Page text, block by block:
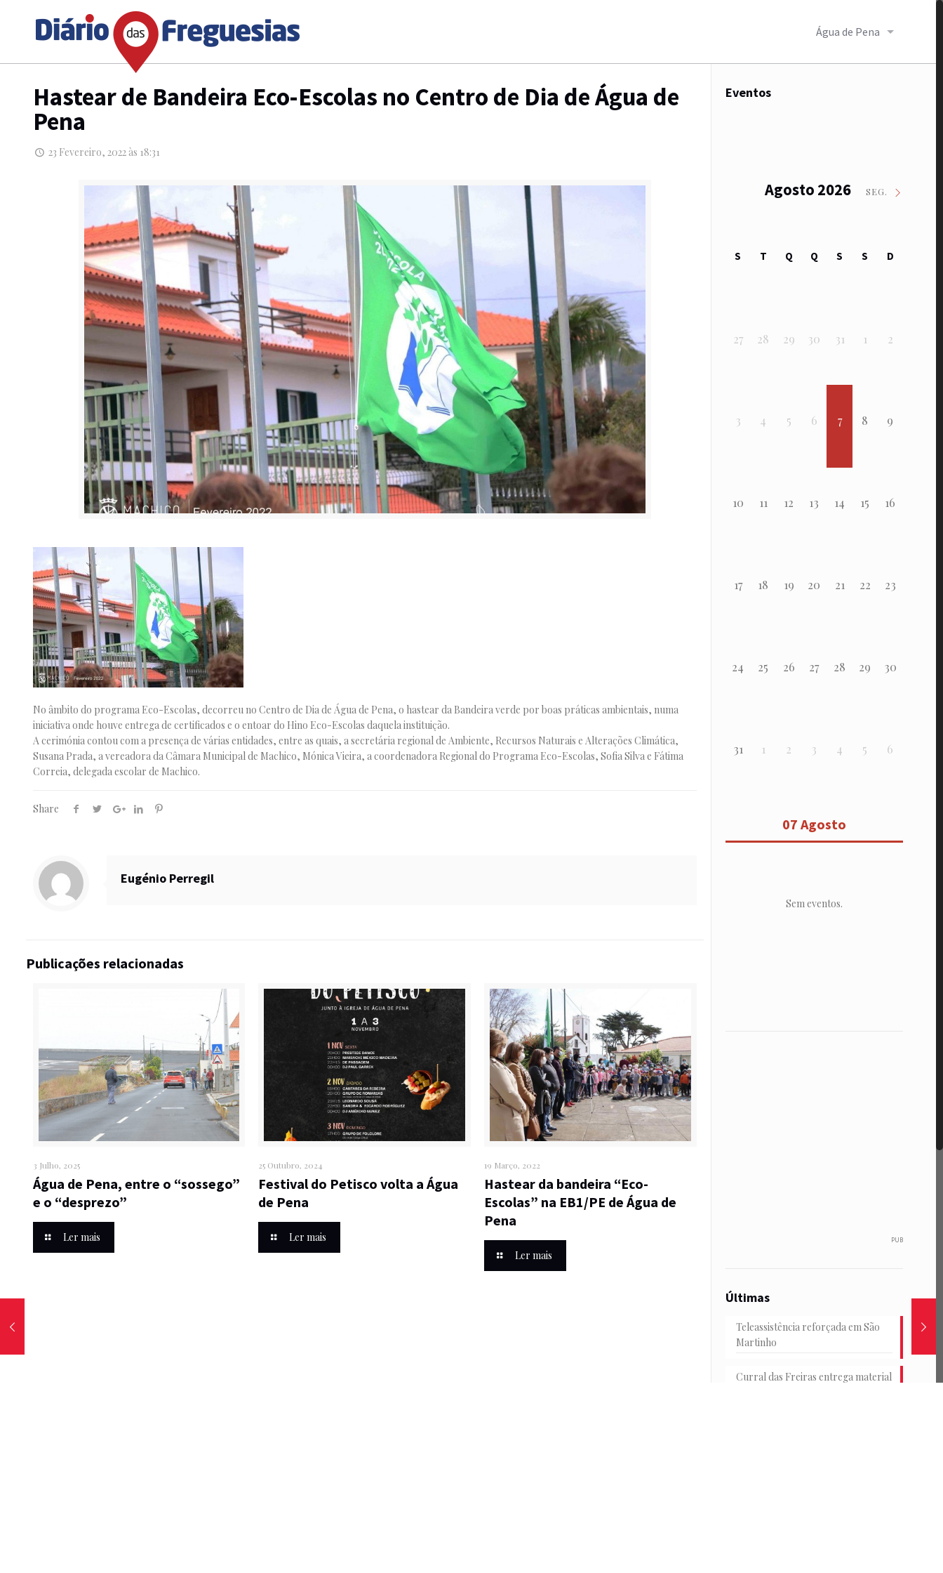
Água de Pena
Hastear de Bandeira Eco-Escolas no Centro de Dia de Água de
Pena
23 Fevereiro, 2022 às 18:31
No âmbito do programa Eco-Escolas, decorreu no Centro de Dia de Água de Pena, o hastear da Bandeira verde por boas práticas ambientais, numa
iniciativa onde houve entrega de certificados e o entoar do Hino Eco-Escolas daquela instituição.
A cerimónia contou com a presença de várias entidades, entre as quais, a secretária regional de Ambiente, Recursos Naturais e Alterações Climática,
Susana Prada, a vereadora da Câmara Municipal de Machico, Mónica Vieira, a coordenadora Regional do Programa Eco-Escolas, Sofia Silva e Fátima
Correia, delegada escolar de Machico.
Share
Eugénio Perregil
Publicações relacionadas
3 Julho, 2025
Água de Pena, entre o “sossego”
e o “desprezo”
Ler mais
25 Outubro, 2024
Festival do Petisco volta a Água
de Pena
Ler mais
19 Março, 2022
Hastear da bandeira “Eco-
Escolas” na EB1/PE de Água de
Pena
Ler mais
Eventos
Agosto 2026 SEG.
S T Q Q S S D
27 28 29 30 31 1 2
3 4 5 6 7 8 9
10 11 12 13 14 15 16
17 18 19 20 21 22 23
24 25 26 27 28 29 30
31 1 2 3 4 5 6
07 Agosto
Sem eventos.
PUB
Últimas
Teleassistência reforçada em São
Martinho
Curral das Freiras entrega material